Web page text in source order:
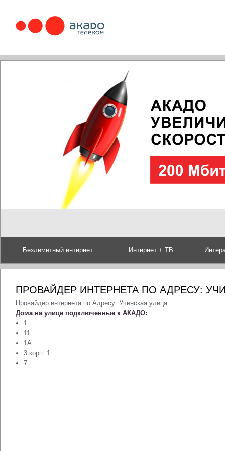
Безлимитный интернет Интернет + ТВ
ПРОВАЙДЕР ИНТЕРНЕТА ПО АДРЕСУ:
Провайдер интернета по Адресу: Учинская улица
Дома на улице подключенные к АКАДО:
1
11
1А
3 корп. 1
7